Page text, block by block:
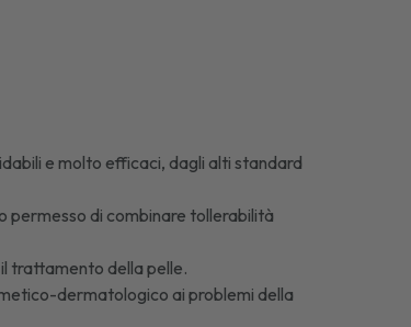
e molto efficaci, dagli alti standard
permesso di combinare tollerabilità
trattamento della pelle.
dermatologico ai problemi della